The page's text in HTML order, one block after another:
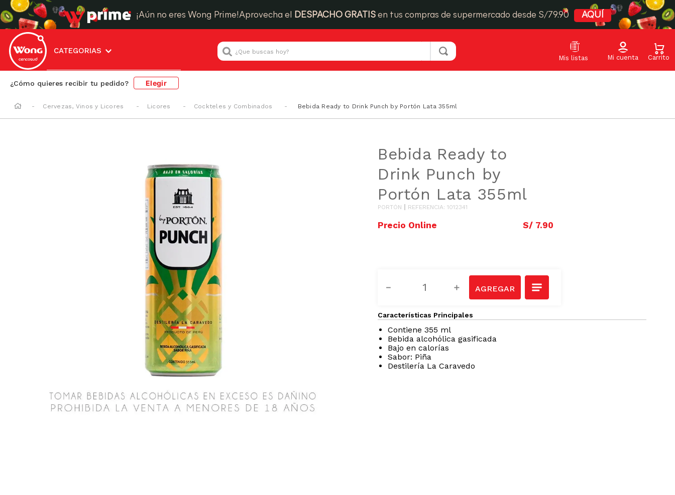
¡Aún no eres Wong Prime!Aprovecha el DESPACHO GRATIS en tus compras de supermercado desde S/79.90 AQUÍ
CATEGORIAS
¿Que buscas hoy?
¿Cómo quieres recibir tu pedido? Elegir
Cervezas, Vinos y Licores Licores Cockteles y Combinados Bebida Ready to Drink Punch by Portón Lata 355ml
Bebida Ready to
Drink Punch by
Portón Lata 355ml
PORTÓN REFERENCIA: 1012341
S/ 7.90
＋
－
Características Principales
Contiene 355 ml
Bebida alcohólica gasificada
Bajo en calorías
Sabor: Piña
Destilería La Caravedo